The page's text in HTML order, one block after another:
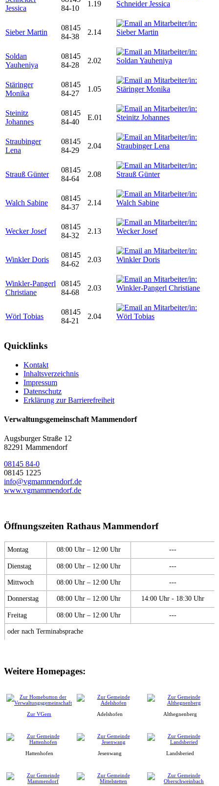
Jessica
84-10
1.19
Sieber Martin
08145
84-38
2.14
Soldan
Yauheniya
08145
84-28
2.02
Stäringer
Monika
08145
84-27
1.05
Steinitz
Johannes
08145
84-40
E.01
Straubinger
Lena
08145
84-29
2.04
Strauß Günter
08145
84-64
2.08
Walch Sabine
08145
84-37
2.14
Wecker Josef
08145
84-32
2.13
Winkler Doris
08145
84-62
2.03
Winkler-Pangerl
Christiane
08145
84-68
2.03
Wörl Tobias
08145
84-21
2.04
Quicklinks
Kontakt
Inhaltsverzeichnis
Impressum
Datenschutz
Erklärung zur Barrierefreiheit
Verwaltungsgemeinschaft Mammendorf
Augsburger Straße 12
82291 Mammendorf
08145 84-0
08145 1225
info@vgmammendorf.de
www.vgmammendorf.de
Öffnungszeiten Rathaus Mammendorf
Montag 08:00 Uhr – 12:00 Uhr ---
Dienstag 08:00 Uhr – 12:00 Uhr ---
Mittwoch 08:00 Uhr – 12:00 Uhr ---
Donnerstag 08:00 Uhr – 12:00 Uhr 14:00 Uhr - 18:30 Uhr
Freitag 08:00 Uhr – 12:00 Uhr ---
oder nach Terminabsprache
Weitere Homepages:
Zur VGem Adelshofen Althegnenberg
Hattenhofen Jesenwang Landsberied